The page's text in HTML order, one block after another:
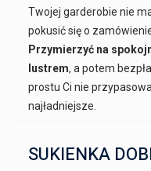
Twojej garderobie nie
pokusić się o
Przymierzyć na
lustrem, a potem
prostu Ci nie
najładniejsze.
SUKIENKA